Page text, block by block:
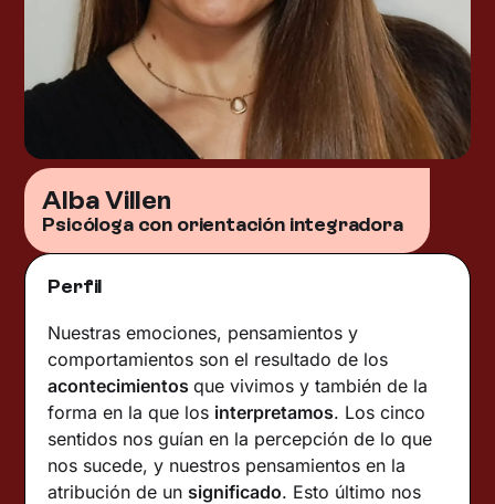
Alba Villen
Psicóloga con orientación integradora
Perfil
Nuestras emociones, pensamientos y
comportamientos son el resultado de los
acontecimientosque vivimos y también de la
forma en la que los interpretamos. Los cinco
sentidos nos guían en la percepción de lo que
nos sucede, y nuestros pensamientos en la
atribución de un significado. Esto último nos